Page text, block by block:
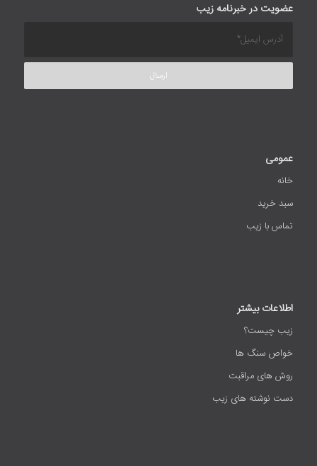
عضویت در خبرنامه زیب
عمومی
خانه
سبد خرید
تماس با زیب
اطلاعات بیشتر
زیب چیست؟
خواص سنگ ها
روش های مراقبت
دست نوشته های زیب